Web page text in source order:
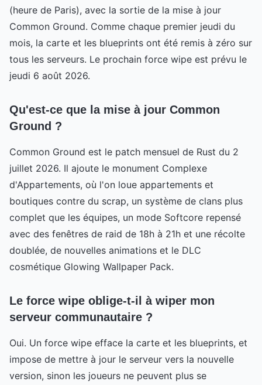
(heure de Paris), avec la sortie de la mise à jour
Common Ground. Comme chaque premier jeudi du
mois, la carte et les blueprints ont été remis à zéro sur
tous les serveurs. Le prochain force wipe est prévu le
jeudi 6 août 2026.
Qu'est-ce que la mise à jour Common
Ground ?
Common Ground est le patch mensuel de Rust du 2
juillet 2026. Il ajoute le monument Complexe
d'Appartements, où l'on loue appartements et
boutiques contre du scrap, un système de clans plus
complet que les équipes, un mode Softcore repensé
avec des fenêtres de raid de 18h à 21h et une récolte
doublée, de nouvelles animations et le DLC
cosmétique Glowing Wallpaper Pack.
Le force wipe oblige-t-il à wiper mon
serveur communautaire ?
Oui. Un force wipe efface la carte et les blueprints, et
impose de mettre à jour le serveur vers la nouvelle
version, sinon les joueurs ne peuvent plus se